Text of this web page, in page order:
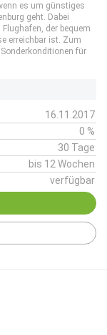
es um günstiges
geht. Dabei
der bequem
erreichbar ist. Zum
für
16.11.2017
0 %
30 Tage
bis 12 Wochen
verfügbar